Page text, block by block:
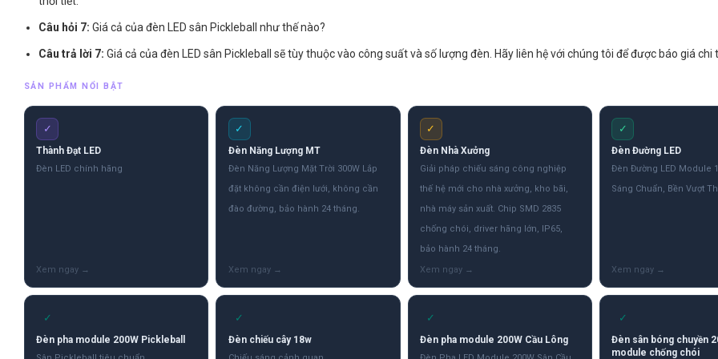
Câu hỏi 7: Giá cả của đèn LED sân Pickleball như thế nào?
Câu trả lời 7: Giá cả của đèn LED sân Pickleball sẽ tùy thuộc vào công suất và số lượng đèn. Hãy liên hệ với chúng tôi để được báo giá chi
SẢN PHẨM NỔI BẬT
✓
Thành Đạt LED
Đèn LED chính hãng
✓
Đèn Năng Lượng MT
Đèn Năng Lượng Mặt Trời 300W Lắp
đặt không cần điện lưới, không cần
đào đường, bảo hành 24 tháng.
✓
Đèn Nhà Xưởng
Giải pháp chiếu sáng công nghiệp
thế hệ mới cho nhà xưởng, kho bãi,
nhà máy sản xuất. Chip SMD 2835
chống chói, driver hãng lớn, IP65,
bảo hành 24 tháng.
✓
Đèn Đường LED
Đèn Đường LED Module
Sáng Chuẩn, Bền Vượt
✓
Đèn pha module 200W Pickleball
✓
Đèn chiếu cây 18w
✓
Đèn pha module 200W Cầu Lông
✓
Đèn sân bóng chuyền
module chống chói